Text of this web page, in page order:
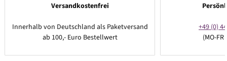
Versandkostenfrei
Innerhalb von Deutschland als Paketversand
ab 100,- Euro Bestellwert
+49 (0)
(MO-